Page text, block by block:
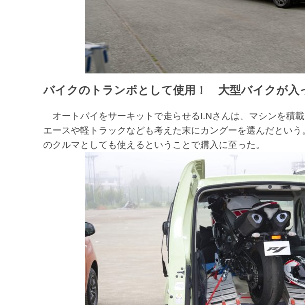
バイクのトランポとして使用！ 大型バイクが入
オートバイをサーキットで走らせるI.Nさんは、マシンを積
エースや軽トラックなども考えた末にカングーを選んだとい
のクルマとしても使えるということで購入に至った。